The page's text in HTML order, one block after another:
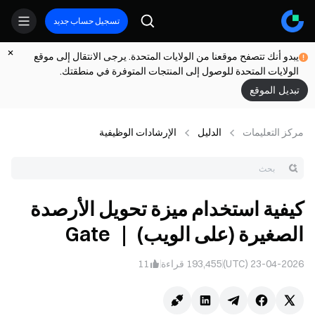
تسجيل حساب جديد
يبدو أنك تتصفح موقعنا من الولايات المتحدة. يرجى الانتقال إلى موقع
الولايات المتحدة للوصول إلى المنتجات المتوفرة في منطقتك.
تبديل الموقع
مركز التعلیمات الدليل الإرشادات الوظيفية
كيفية استخدام ميزة تحويل الأرصدة
الصغيرة (على الويب) ｜ Gate
23-04-2026 (UTC)
193,455 قراءة 11